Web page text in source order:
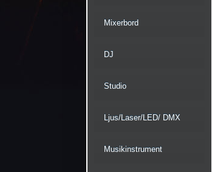
Mixerbord
DJ
Studio
Ljus/Laser/LED/ DMX
Musikinstrument